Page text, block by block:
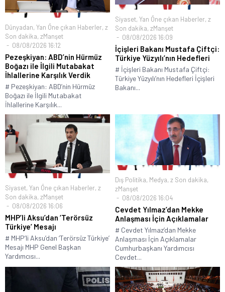
Dünyadan, Yan Öne çıkan Haberler, z
Son dakika, zManşet
08/08/2026 16:12
Pezeşkiyan: ABD’nin Hürmüz
Boğazı ile İlgili Mutabakat
İhlallerine Karşılık Verdik
# Pezeşkiyan: ABD’nin Hürmüz
Boğazı ile İlgili Mutabakat
İhlallerine Karşılık...
Siyaset, Yan Öne çıkan Haberler, z
Son dakika, zManşet
08/08/2026 16:09
İçişleri Bakanı Mustafa Çiftçi:
Türkiye Yüzyılı’nın Hedefleri
# İçişleri Bakanı Mustafa Çiftçi:
Türkiye Yüzyılı’nın Hedefleri İçişleri
Bakanı...
Siyaset, Yan Öne çıkan Haberler, z
Son dakika, zManşet
08/08/2026 16:06
MHP’li Aksu’dan ‘Terörsüz
Türkiye’ Mesajı
# MHP’li Aksu’dan ‘Terörsüz Türkiye’
Mesajı MHP Genel Başkan
Yardımcısı...
Dış Politika, Medya, z Son dakika,
zManşet
08/08/2026 16:04
Cevdet Yılmaz’dan Mekke
Anlaşması İçin Açıklamalar
# Cevdet Yılmaz’dan Mekke
Anlaşması İçin Açıklamalar
Cumhurbaşkanı Yardımcısı
Cevdet...